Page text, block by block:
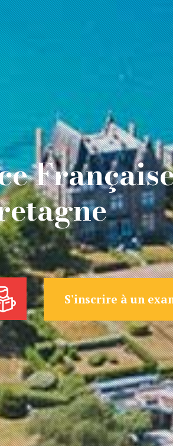
S'inscrire à un